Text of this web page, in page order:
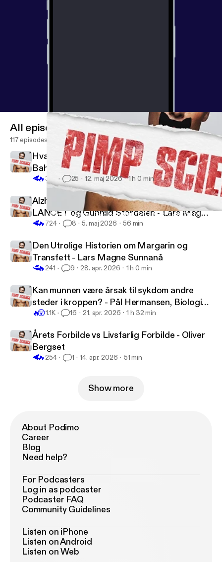
Alzheimer-genet, Sardin-dietten, EAT-LANCET og Gunhild
Pimp Science
All episodes
117 episodes
Hva spiste dine besteforeldre? - Annechen
Bahr-Bugge
🥩🔥 313 25 12. maj 2026 1 h 0 min
Alzheimer-genet, Sardin-dietten, EAT-
LANCET og Gunhild Stordalen - Lars Magne
Sunnanå
🥩🔥 724 8 5. maj 2026 56 min
Den Utrolige Historien om Margarin og
Transfett - Lars Magne Sunnanå
🥩🔥 241 9 28. apr. 2026 1 h 0 min
Kan munnen være årsak til sykdom andre
steder i kroppen? - Pål Hermansen, Biologisk
tannlege
🔥😲1.1K 16 21. apr. 2026 1 h 32 min
Årets Forbilde vs Livsfarlig Forbilde - Oliver
Bergset
🥩🔥 254 1 14. apr. 2026 51 min
Show more
About Podimo
Career
Blog
Need help?
For Podcasters
Log in as podcaster
Podcaster FAQ
Community Guidelines
Listen on iPhone
Listen on Android
Listen on Web